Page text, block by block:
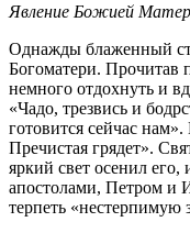
Явление Божией
Однажды блаженный
Богоматери. Прочитав
немного отдохнуть и
«Чадо, трезвись и
готовится сейчас
Пречистая грядет».
яркий свет осенил
апостолами, Петром и
терпеть «нестерпимую